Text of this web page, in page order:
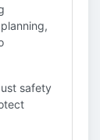
safety